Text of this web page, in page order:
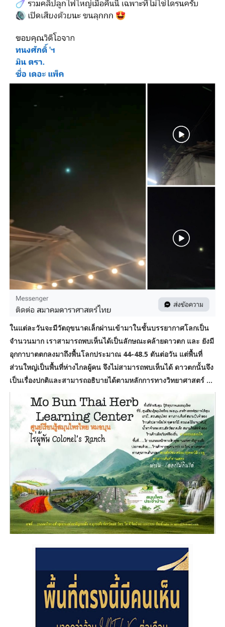
ในแต่ละวันจะมีวัตถุขนาดเล็กผ่านเข้ามาในชั้นบรรยากาศโลกเป็น
จำนวนมาก เราสามารถพบเห็นได้เป็นลักษณะคล้ายดาวตก และ ยังมี
อุกกาบาตตกลงมาถึงพื้นโลกประมาณ 44-48.5 ตันต่อวัน แต่พื้นที่
ส่วนใหญ่เป็นพื้นที่ห่างไกลผู้คน จึงไม่สามารถพบเห็นได้ ดาวตกนั้นจึง
เป็นเรื่องปกติและสามารถอธิบายได้ตามหลักการทางวิทยาศาสตร์ ...